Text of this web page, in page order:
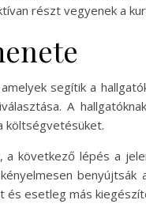
részt vegyenek a
segítik a
A
költségvetésüket.
következő lépés a
és esetleg más